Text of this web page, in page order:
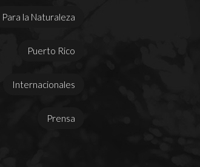
Para la Naturaleza
Puerto Rico
Internacionales
Prensa